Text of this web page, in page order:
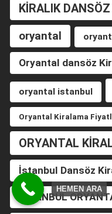
KİRALIK DANSÖZ
oryantal
Oryantal dansöz
oryantal istanbul
Oryantal Kiralama
ORYANTAL
İstanbul Dansöz
İSTANBUL
HEMEN ARA